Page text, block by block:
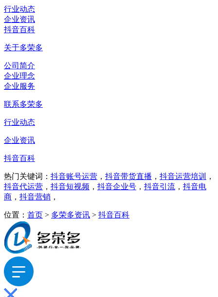
行业动态
企业资讯
抖音百科
关于多荣多
公司简介
企业理念
企业服务
联系多荣多
行业动态
企业资讯
抖音百科
热门关键词： 抖音账号运营 ， 抖音带货直播 ， 抖音运营培训
，
抖音代运营 ， 抖音短视频 ， 抖音企业号 ， 抖音引流 ， 抖音电
商 ， 抖音营销 ，
位置： 首页 > 多荣多资讯 > 抖音百科